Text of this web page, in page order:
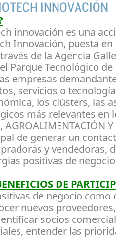
INNOVACIÓN
innovación es una
Innovación, puesta
de la Agencia
Parque Tecnológico de
empresas
servicios o
los clústers, las
más relevantes en
AGROALIMENTACIÓN
de generar un
y vendedoras,
positivas de
DE
de negocio como
nuevos
socios
entender las